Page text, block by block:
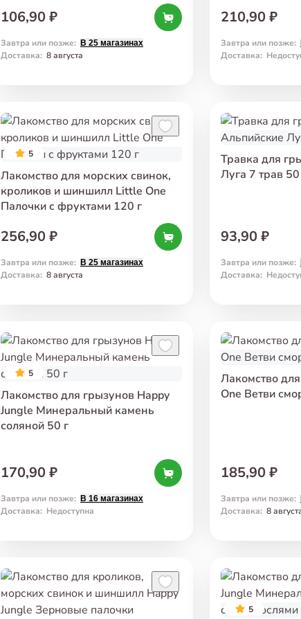
106,90 ₽
Завтра или позже: В 25 магазинах
Доставка: 8 августа
210,90 ₽
Завтра или позже:
Доставка:
5
Лакомство для морских свинок,
кроликов и шиншилл Little One
Палочки с фруктами 120 г
256,90 ₽
Завтра или позже: В 25 магазинах
Доставка: 8 августа
Травка для
Луга 7 трав 50
93,90 ₽
Завтра или позже:
Доставка:
5
Лакомство для грызунов Happy
Jungle Минеральный камень
соляной 50 г
170,90 ₽
Завтра или позже: В 16 магазинах
Доставка: Недоступна
Лакомство
One Ветви
185,90 ₽
Завтра или позже:
Доставка: 8
5